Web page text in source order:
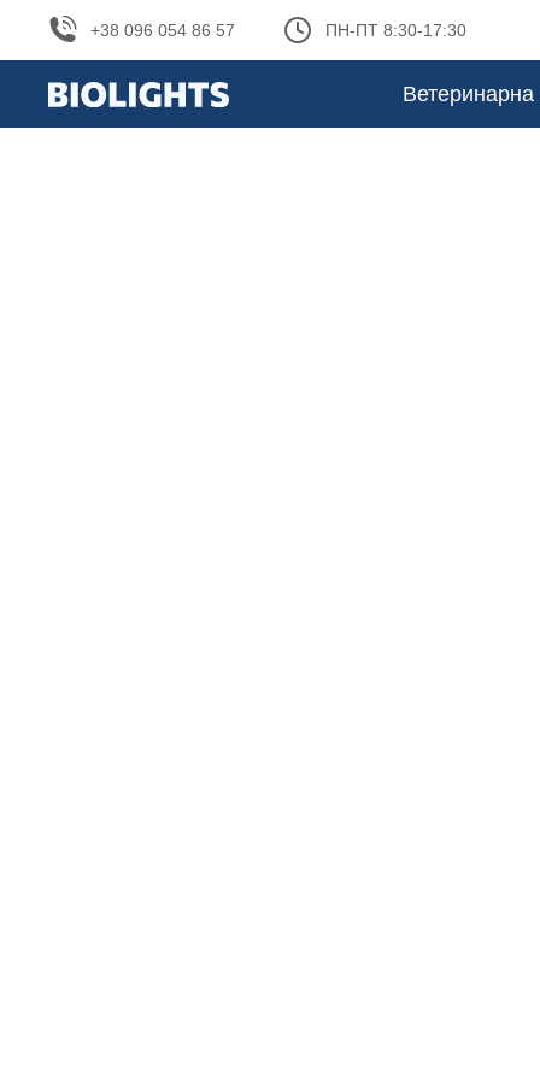
+38 096 054 86 57 ПН-ПТ 8:30-17:30
Ветеринарна